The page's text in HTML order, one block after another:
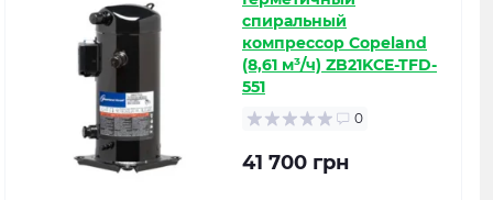
спиральный
компрессор Copeland
(8,61 м³/ч) ZB21KCE-TFD-
551
0
41 700 грн